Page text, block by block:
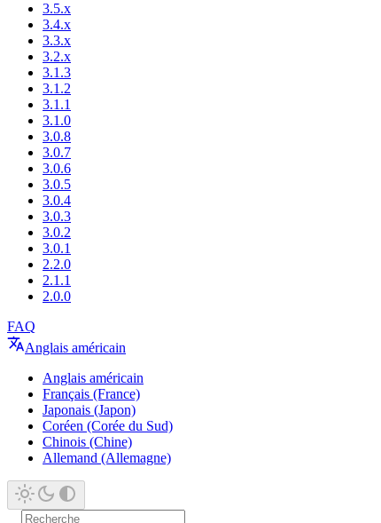
3.5.x
3.4.x
3.3.x
3.2.x
3.1.3
3.1.2
3.1.1
3.1.0
3.0.8
3.0.7
3.0.6
3.0.5
3.0.4
3.0.3
3.0.2
3.0.1
2.2.0
2.1.1
2.0.0
FAQ
Anglais américain
Anglais américain
Français (France)
Japonais (Japon)
Coréen (Corée du Sud)
Chinois (Chine)
Allemand (Allemagne)